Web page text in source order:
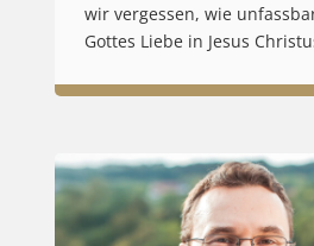
wir vergessen, wie
Gottes Liebe in Jesus